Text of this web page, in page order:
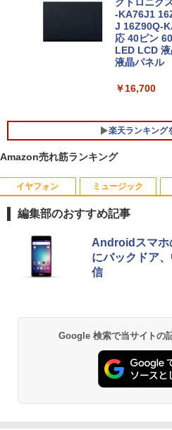
￥23,900
【マラソン
レノボ
料無料 保証
(7765)
￥17,480
-KA76J1
J 16Z90Q-
応 40ピン
LED LCD
液晶パネル
￥16,700
楽天ランキング
1
漫画 いし
き、ぼくら
1） [ 広島テ
￥1,650
￥1,650
ズ)
Amazon売れ筋ランキング
イヤフォン
Anker
￥5,990
￥4,990
ミュージック
BRUCE
[Explicit]
[Explicit]
￥250
by Amazon
富士山の天然
ウォーター ペ
【
ET ラベルレ
￥1,001
薬屋のひとり
ンガンコミッ
エース)
￥832
編集部のおすすめ記事
Androidスマホ
にバックドア
信
Google 検索で当サイトの